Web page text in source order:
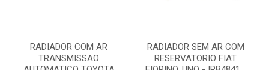
RADIADOR COM AR
TRANSMISSAO
RADIADOR SEM AR COM
RESERVATORIO FIAT